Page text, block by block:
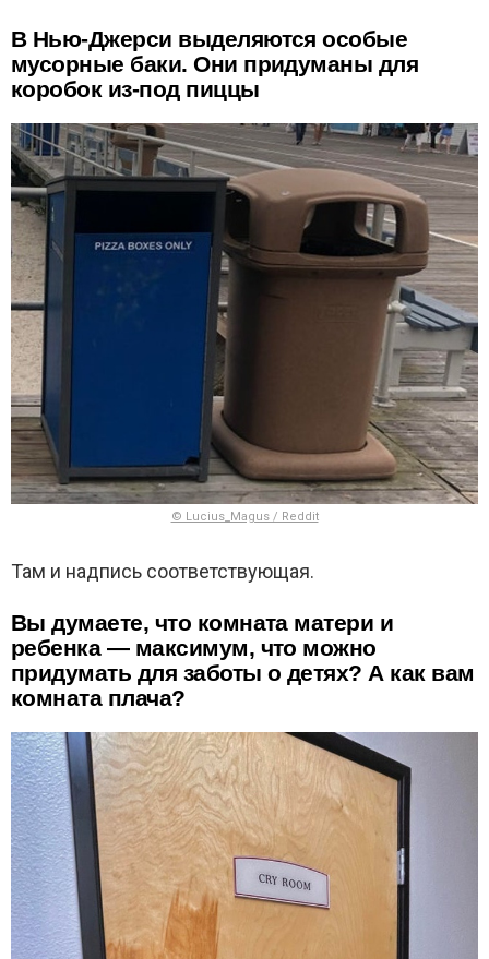
В Нью-Джерси выделяются особые
мусорные баки. Они придуманы для
коробок из-под пиццы
© Lucius_Magus / Reddit
Там и надпись соответствующая.
Вы думаете, что комната матери и
ребенка — максимум, что можно
придумать для заботы о детях? А как вам
комната плача?